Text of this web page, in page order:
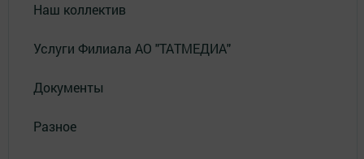
Наш коллектив
Услуги Филиала АО "ТАТМЕДИА"
Документы
Разное